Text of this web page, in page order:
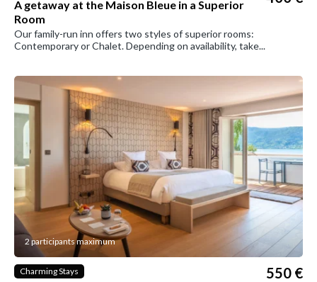
A getaway at the Maison Bleue in a Superior
Room
Our family-run inn offers two styles of superior rooms:
Contemporary or Chalet. Depending on availability, take...
2 participants maximum
Charming Stays 550 €